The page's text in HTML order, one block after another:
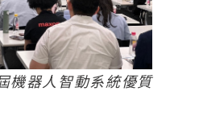
機器人智動系統優質